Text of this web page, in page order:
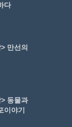
다
만선의
동물과
이야기